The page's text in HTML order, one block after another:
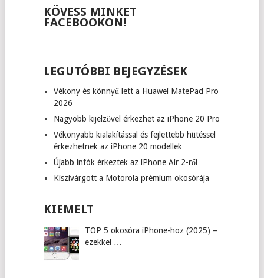
KÖVESS MINKET
FACEBOOKON!
LEGUTÓBBI BEJEGYZÉSEK
Vékony és könnyű lett a Huawei MatePad Pro
2026
Nagyobb kijelzővel érkezhet az iPhone 20 Pro
Vékonyabb kialakítással és fejlettebb hűtéssel
érkezhetnek az iPhone 20 modellek
Újabb infók érkeztek az iPhone Air 2-ről
Kiszivárgott a Motorola prémium okosórája
KIEMELT
TOP 5 okosóra iPhone-hoz (2025) –
ezekkel …